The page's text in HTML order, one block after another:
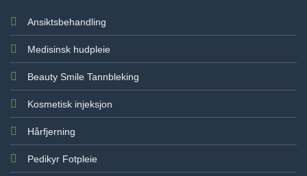
Ansiktsbehandling
Medisinsk hudpleie
Beauty Smile Tannbleking
Kosmetisk injeksjon
Hårfjerning
Pedikyr Fotpleie